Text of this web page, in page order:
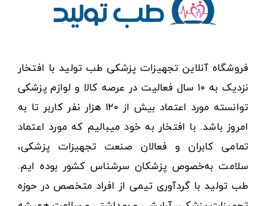
فروشگاه آنلاین تجهیزات پزشکی طب تولید با افتخار
نزدیک به ۱۰ سال فعالیت در عرصه کالا و لوازم پزشکی
توانسته مورد اعتماد بیش از ۱۲۰ هزار نفر کاربر تا به
امروز باشد. با افتخار به خود میبالیم که مورد اعتماد
تمامی کابران و فعالان صنعت تجهیزات پزشکی،
سلامت به‌خصوص پزشکان سرشناس کشور بوده ایم.
طب تولید با گردآوری تیمی از افراد متخصص در حوزه